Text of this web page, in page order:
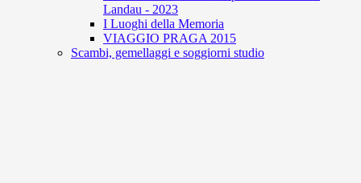
Landau - 2023
I Luoghi della Memoria
VIAGGIO PRAGA 2015
Scambi, gemellaggi e soggiorni studio